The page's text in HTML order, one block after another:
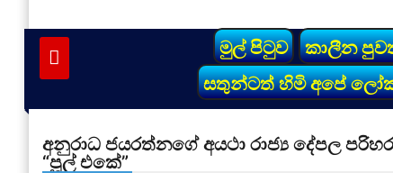
මුල් පිටුව කාලීන
සතුන්ටත් හිමි අපේ
අනුරාධ ජයරත්නගේ අයථා රාජ්‍ය දේපල
“පූල් එකේ”